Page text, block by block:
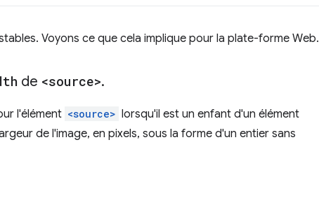
Voyons ce que cela implique pour la plate-forme Web.
de <source>.
l'élément <source> lorsqu'il est un enfant d'un élément
de l'image, en pixels, sous la forme d'un entier sans